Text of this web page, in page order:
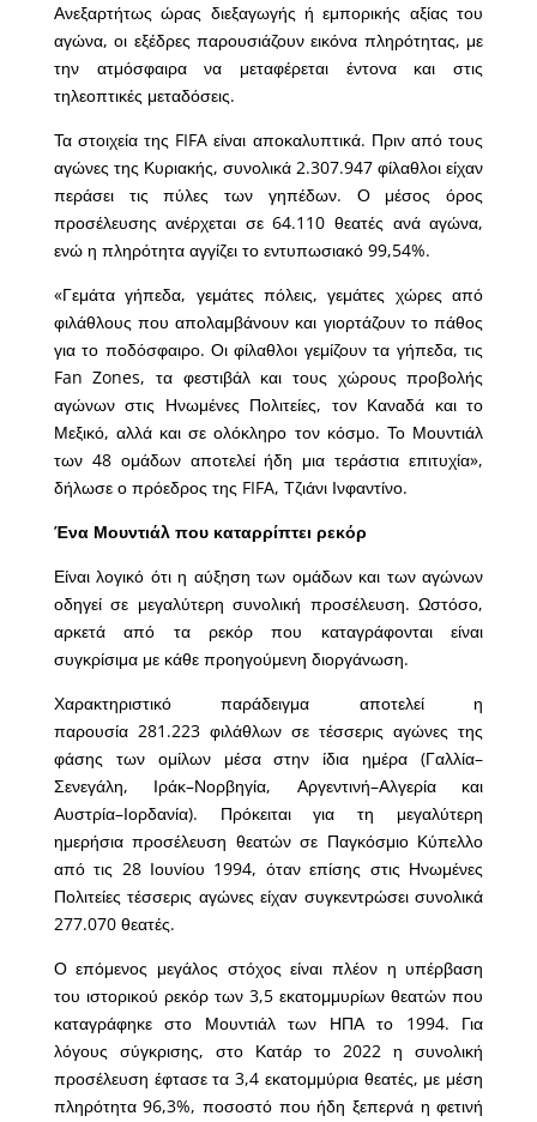
Ανεξαρτήτως ώρας διεξαγωγής ή εμπορικής αξίας του
αγώνα, οι εξέδρες παρουσιάζουν εικόνα πληρότητας, με
την ατμόσφαιρα να μεταφέρεται έντονα και στις
τηλεοπτικές μεταδόσεις.
Τα στοιχεία της FIFA είναι αποκαλυπτικά. Πριν από τους
αγώνες της Κυριακής, συνολικά 2.307.947 φίλαθλοι είχαν
περάσει τις πύλες των γηπέδων. Ο μέσος όρος
προσέλευσης ανέρχεται σε 64.110 θεατές ανά αγώνα,
ενώ η πληρότητα αγγίζει το εντυπωσιακό 99,54%.
«Γεμάτα γήπεδα, γεμάτες πόλεις, γεμάτες χώρες από
φιλάθλους που απολαμβάνουν και γιορτάζουν το πάθος
για το ποδόσφαιρο. Οι φίλαθλοι γεμίζουν τα γήπεδα, τις
Fan Zones, τα φεστιβάλ και τους χώρους προβολής
αγώνων στις Ηνωμένες Πολιτείες, τον Καναδά και το
Μεξικό, αλλά και σε ολόκληρο τον κόσμο. Το Μουντιάλ
των 48 ομάδων αποτελεί ήδη μια τεράστια επιτυχία»,
δήλωσε ο πρόεδρος της FIFA, Τζιάνι Ινφαντίνο.
Ένα Μουντιάλ που καταρρίπτει ρεκόρ
Είναι λογικό ότι η αύξηση των ομάδων και των αγώνων
οδηγεί σε μεγαλύτερη συνολική προσέλευση. Ωστόσο,
αρκετά από τα ρεκόρ που καταγράφονται είναι
συγκρίσιμα με κάθε προηγούμενη διοργάνωση.
Χαρακτηριστικό παράδειγμα αποτελεί η
παρουσία 281.223 φιλάθλων σε τέσσερις αγώνες της
φάσης των ομίλων μέσα στην ίδια ημέρα (Γαλλία–
Σενεγάλη, Ιράκ–Νορβηγία, Αργεντινή–Αλγερία και
Αυστρία–Ιορδανία). Πρόκειται για τη μεγαλύτερη
ημερήσια προσέλευση θεατών σε Παγκόσμιο Κύπελλο
από τις 28 Ιουνίου 1994, όταν επίσης στις Ηνωμένες
Πολιτείες τέσσερις αγώνες είχαν συγκεντρώσει συνολικά
277.070 θεατές.
Ο επόμενος μεγάλος στόχος είναι πλέον η υπέρβαση
του ιστορικού ρεκόρ των 3,5 εκατομμυρίων θεατών που
καταγράφηκε στο Μουντιάλ των ΗΠΑ το 1994. Για
λόγους σύγκρισης, στο Κατάρ το 2022 η συνολική
προσέλευση έφτασε τα 3,4 εκατομμύρια θεατές, με μέση
πληρότητα 96,3%, ποσοστό που ήδη ξεπερνά η φετινή